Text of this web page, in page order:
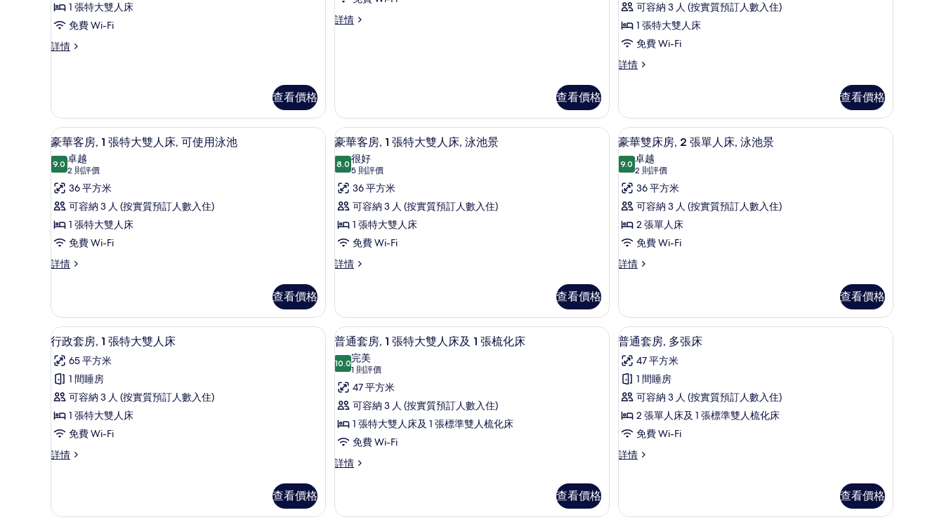
客
房,
1
雙
人
床
的
相
片
1 張特大雙人床
免費 Wi-Fi
詳情
豪
張
特
大
雙
人
床
詳
情
查看價格
床
人
床
的
相
片
詳情
豪
單
人
床
詳
情
查看價格
客
房,
1
張
雙
人
床,
花
園
景
的
相
片
可容納 3 人 (按實質預訂人數入住)
1 張特大雙人床
免費 Wi-Fi
詳情
豪
1
張
特
雙
床,
花
景
詳
查看價格
載
入
所
有
豪
華
客
房,
特
大
雙
人
床,
可
使
用
泳
相
豪華客房, 1 張特大雙人床, 可使用泳池 | 房內夾萬、書桌、手提電腦工作空間、熨斗/熨衫板
8
豪華客房, 1 張特大雙人床, 可使用泳池
9.09.0 分，滿分 10 分
卓越
2 則評價
(2
則
評
價)
36 平方米
可容納 3 人 (按實質預訂人數入住)
1 張特大雙人床
免費 Wi-Fi
詳情
豪
1
張
特
大
雙
人
床,
可
使
用
泳
池
查看價格
載
入
所
有
豪
華
客
房,
特
大
雙
人
床,
泳
池
景
的
房內夾萬、書桌、手提電腦工作空間、熨斗/熨衫板
7
豪華客房, 1 張特大雙人床, 泳池景
8.08.0 分，滿分 10 分
很好
5 則評價
(5
則
評
價)
36 平方米
可容納 3 人 (按實質預訂人數入住)
1 張特大雙人床
免費 Wi-Fi
詳情
豪
1
張
特
大
雙
床,
泳
景
詳
查看價格
載
入
所
有
豪
華
雙
床
張
單
人
床,
泳
池
景
的
相
房內夾萬、書桌、手提電腦工作空間、熨斗/
7
豪華雙床房, 2 張單人床, 泳池景
9.09.0 分，滿分 10 分
卓越
2 則評價
(2
則
評
價)
36 平方米
可容納 3 人 (按實質預訂人數入住)
2 張單人床
免費 Wi-Fi
詳情
豪
房,
張
單
人
床,
泳
池
景
詳
情
查看價格
載
入
所
有
行
政
房,
特
行政套房, 1 張特大雙人床 | 房內夾萬、書桌、手提電腦工作空間、熨斗/熨衫板
15
行政套房, 1 張特大雙人床
65 平方米
1 間睡房
可容納 3 人 (按實質預訂人數入住)
1 張特大雙人床
免費 Wi-Fi
詳情
行
張
查看價格
載
入
所
有
普
通
套
房,
特
普通套房, 1 張特大雙人床及 1 張梳化床 | 房內夾萬、書桌、手提電腦工作空間、熨斗/熨衫板
7
普通套房, 1 張特大雙人床及 1 張梳化床
10.010.0 分，滿分 10 分
完美
1 則評價
(1
則
評
價)
47 平方米
可容納 3 人 (按實質預訂人數入住)
1 張特大雙人床及 1 張標準雙人梳化床
免費 Wi-Fi
詳情
普
1
查看價格
載
入
所
有
普
通
房,
床
普通套房, 多張床 | 房內夾萬、書桌、手提電
8
普通套房, 多張床
47 平方米
1 間睡房
可容納 3 人 (按實質預訂人數入住)
2 張單人床及 1 張標準雙人梳化床
免費 Wi-Fi
詳情
普
張
查看價格